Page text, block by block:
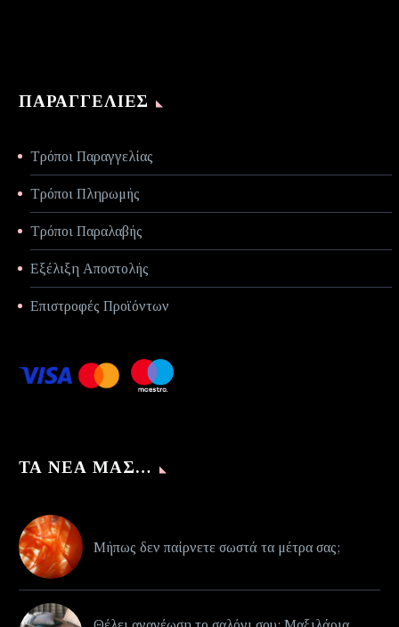
ΠΑΡΑΓΓΕΛΊΕΣ
Τρόποι Παραγγελίας
Τρόποι Πληρωμής
Τρόποι Παραλαβής
Εξέλιξη Αποστολής
Επιστροφές Προϊόντων
ΤΑ ΝΈΑ ΜΑΣ…
Μήπως δεν παίρνετε σωστά τα μέτρα σας;